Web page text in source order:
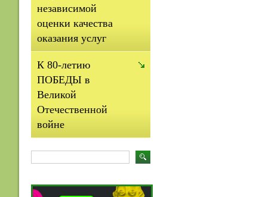
независимой
оценки качества
оказания услуг
К 80-летию
ПОБЕДЫ в
Великой
Отечественной
войне